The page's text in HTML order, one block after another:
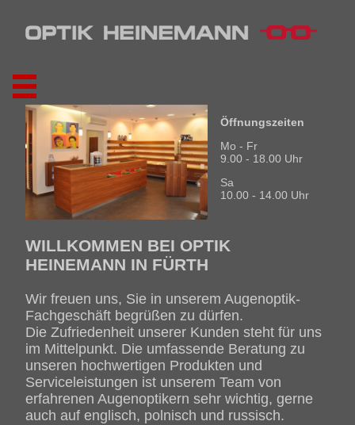
Öffnungszeiten
Mo - Fr
9.00 - 18.00 Uhr
Sa
10.00 - 14.00 Uhr
WILLKOMMEN BEI OPTIK
HEINEMANN IN FÜRTH
Wir freuen uns, Sie in unserem Augenoptik-
Fachgeschäft begrüßen zu dürfen.
Die Zufriedenheit unserer Kunden steht für uns
im Mittelpunkt. Die umfassende Beratung zu
unseren hochwertigen Produkten und
Serviceleistungen ist unserem Team von
erfahrenen Augenoptikern sehr wichtig, gerne
auch auf englisch, polnisch und russisch.